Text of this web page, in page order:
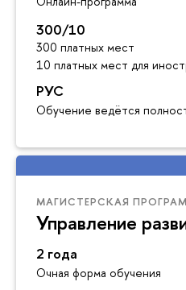
300/10
300 платных мест
10 платных мест для
РУС
Обучение ведётся
МАГИСТЕРСКАЯ
Управление
2 года
Очная форма обучения